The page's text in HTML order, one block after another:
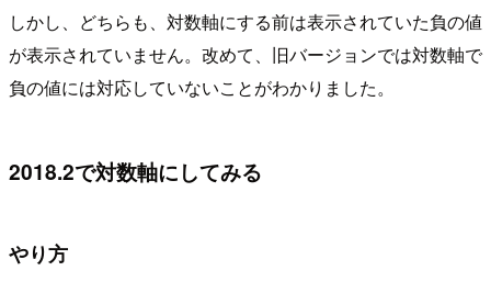
しかし、どちらも、対数軸にする前は表示されていた負の値
が表示されていません。改めて、旧バージョンでは対数軸で
負の値には対応していないことがわかりました。
2018.2で対数軸にしてみる
やり方